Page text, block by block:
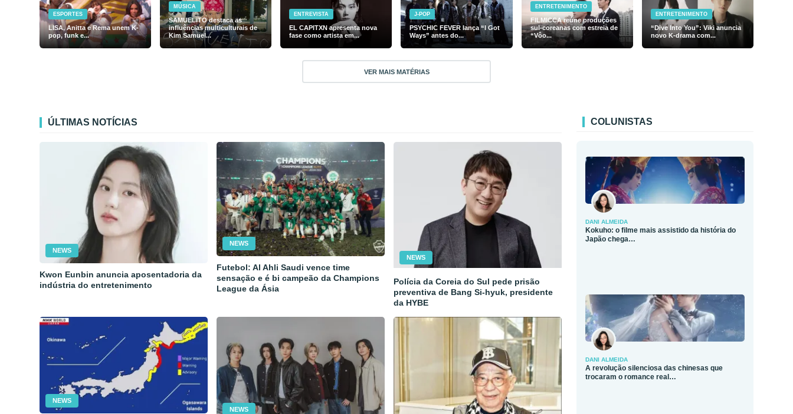
ESPORTES
LISA, Anitta e Rema unem K-
pop, funk e...
MÚSICA
SAMUELiTO destaca as
influências multiculturais de
Kim Samuel...
ENTREVISTA
EL CAPITXN apresenta nova
fase como artista em...
J-POP
PSYCHIC FEVER lança “I Got
Ways” antes do...
ENTRETENIMENTO
FILMICCA reúne produções
sul-coreanas com estreia de
“Vôo...
ENTRETENIMENTO
“Dive Into You”: Viki anuncia
novo K-drama com...
VER MAIS MATÉRIAS
ÚLTIMAS NOTÍCIAS
NEWS
Kwon Eunbin anuncia aposentadoria da
indústria do entretenimento
NEWS
Futebol: Al Ahli Saudi vence time
sensação e é bi campeão da Champions
League da Ásia
NEWS
Polícia da Coreia do Sul pede prisão
preventiva de Bang Si-hyuk, presidente
da HYBE
NEWS
NEWS
COLUNISTAS
DANI ALMEIDA
Kokuho: o filme mais assistido da história do
Japão chega…
DANI ALMEIDA
A revolução silenciosa das chinesas que
trocaram o romance real…